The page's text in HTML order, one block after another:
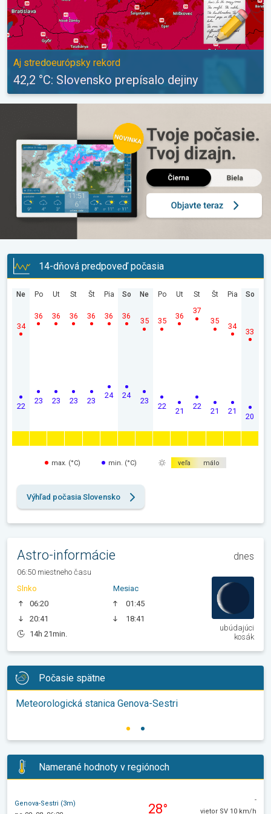
Aj stredoeurópsky rekord
42,2 °C: Slovensko prepísalo dejiny
14-dňová predpoveď počasia
Ne
22
34
Po
23
36
Ut
23
36
St
23
36
Št
23
36
Pia
24
36
So
24
36
Ne
23
35
Po
22
35
Ut
21
36
St
22
37
Št
21
35
Pia
21
34
So
20
33
max. (°C) min. (°C) veľa málo
Výhľad počasia Slovensko
Astro-informácie dnes
06:50 miestneho času
Slnko
06:20
20:41
14h 21min.
Mesiac
01:45
18:41
ubúdajúci
kosák
Počasie spätne
Meteorologická stanica Genova-Sestri
Namerané hodnoty v regiónoch
Genova-Sestri (3m)
28°
-
vietor SV 10 km/h